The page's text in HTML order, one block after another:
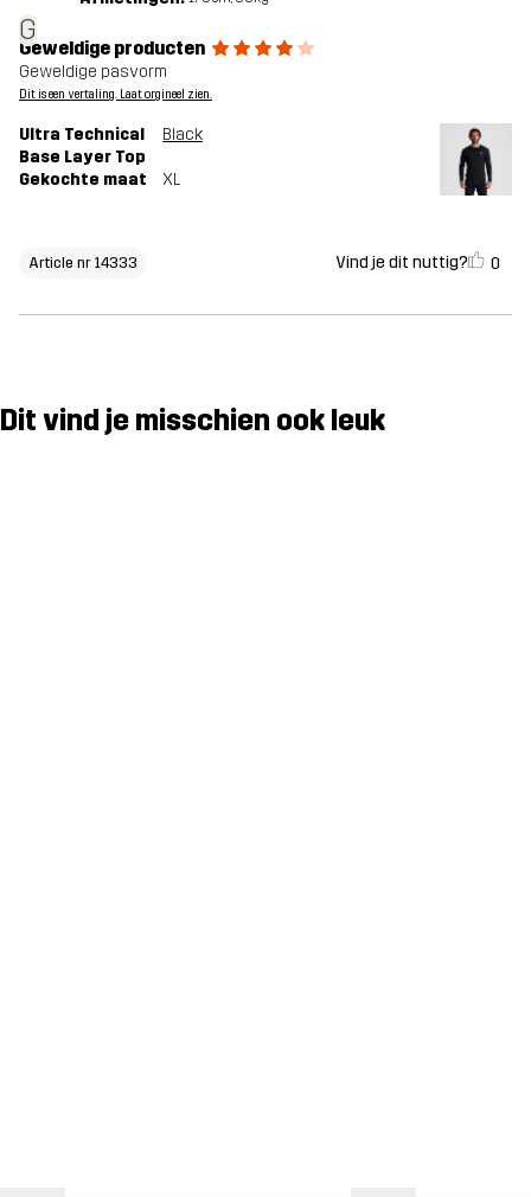
G
Geweldige producten
Geweldige pasvorm
Dit is een vertaling. Laat orgineel zien.
Ultra Technical
Base Layer Top
Black
Gekochte maat XL
Article nr 14333 Vind je dit nuttig? 0
Dit vind je misschien ook leuk